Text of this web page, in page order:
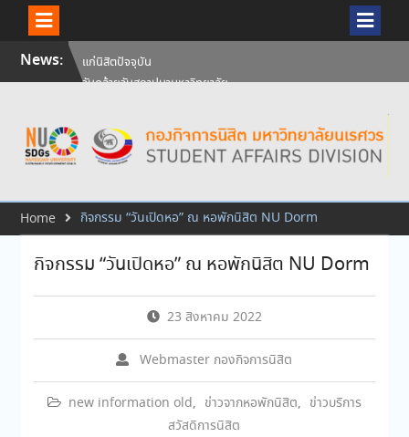
SkipNews:
วันคล้ายวันสถาปนามหาวิทยาลัย
นเรศวร ครบรอบ 36 ปี 29
สัมภาษณ์นิสิตเพื่อพิจารณาเข้ารับ
ทุนการศึกษามหาวิทยาลัยนเรศวร
ประจำปีการศึกษา 256
แก่นิสิตปัจจุบัน
Home กิจกรรม “วันเปิดหอ” ณ หอพักนิสิต NU Dorm
กิจกรรม “วันเปิดหอ” ณ หอพักนิสิต NU Dorm
23 สิงหาคม 2022
Webmaster กองกิจการนิสิต
new information old, ข่าวจากหอพักนิสิต, ข่าวบริการ
สวัสดิการนิสิต